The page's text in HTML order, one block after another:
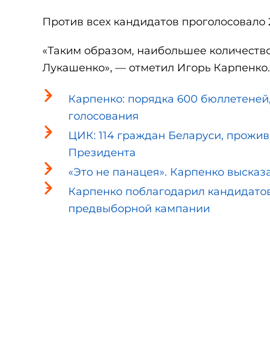
Против всех кандидатов проголосовало
«Таким образом, наибольшее
Лукашенко», — отметил Игорь Карпенко.
Карпенко: порядка 600
голосования
ЦИК: 114 граждан Беларуси,
Президента
«Это не панацея». Карпенко
Карпенко поблагодарил
предвыборной кампании